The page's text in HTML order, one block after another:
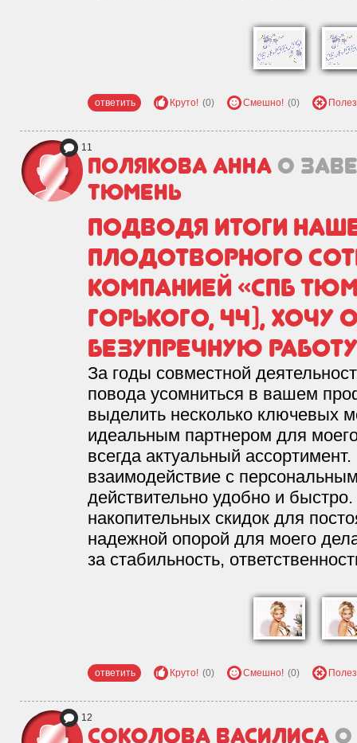
ответить Круто! (0) Смешно! (0)
11
Полякова Анна о
Тюмень
Подводя итоги
плодотворного
компанией «СПБ
Горького, 44), хочу
безупречную
За годы совместной
повода усомниться в вашем
выделить несколько ключевых
идеальным партнером для
всегда актуальный
взаимодействие с
действительно удобно и
накопительных скидок для
надежной опорой для моего
за стабильность,
ответить Круто! (0) Смешно! (0)
12
Соколова Василиса о